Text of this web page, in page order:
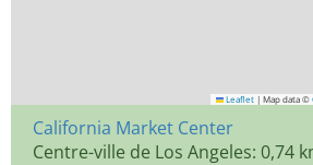
Leaflet | Map data ©
California Market Center
Centre-ville de Los Angeles: 0,74